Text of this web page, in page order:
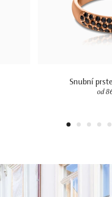
Snubní
od
1 2 3 4 5